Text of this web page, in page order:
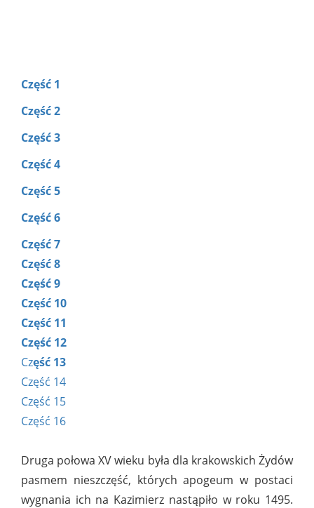
Część 1
Część 2
Część 3
Część 4
Część 5
Część 6
Część 7
Część 8
Część 9
Część 10
Część 11
Część 12
Część 13
Część 14
Część 15
Część 16
Druga połowa XV wieku była dla krakowskich Żydów
pasmem nieszczęść, których apogeum w postaci
wygnania ich na Kazimierz nastąpiło w roku 1495.